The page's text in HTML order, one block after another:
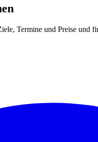
Termine und Preise und